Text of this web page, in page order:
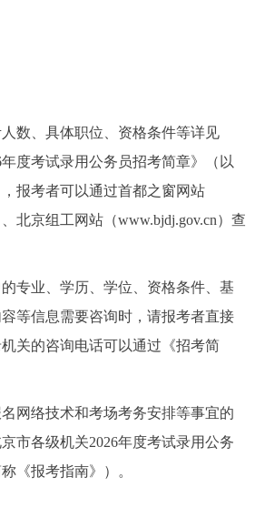
、具体职位、资格条件等详见
年度考试录用公务员招考简章》（以
报考者可以通过首都之窗网站
、北京组工网站（www.bjdj.gov.cn）查
业、学历、学位、资格条件、基
等信息需要咨询时，请报考者直接
关的咨询电话可以通过《招考简
络技术和考场考务安排等事宜的
市各级机关2026年度考试录用公务
《报考指南》）。